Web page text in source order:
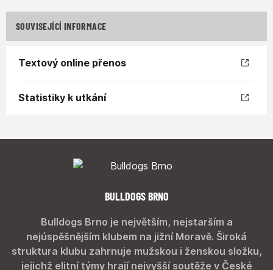
SOUVISEJÍCÍ INFORMACE
Textový online přenos
Statistiky k utkání
BULLDOGS BRNO
Bulldogs Brno je největším, nejstarším a
nejúspěšnějším klubem na jižní Moravě. Široká
struktura klubu zahrnuje mužskou i ženskou složku,
jejichž elitní týmy hrají nejvyšší soutěže v České